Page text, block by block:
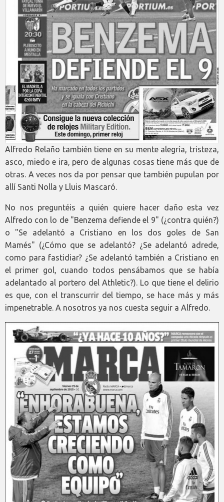
Alfredo Relaño también tiene en su mente alegría, tristeza,
asco, miedo e ira, pero de algunas cosas tiene más que de
otras. A veces nos da por pensar que también pupulan por
allí Santi Nolla y Lluis Mascaró.
No nos preguntéis a quién quiere hacer daño esta vez
Alfredo con lo de "Benzema defiende el 9" (¿contra quién?)
o "Se adelantó a Cristiano en los dos goles de San
Mamés" (¿Cómo que se adelantó? ¿Se adelantó adrede,
como para fastidiar? ¿Se adelantó también a Cristiano en
el primer gol, cuando todos pensábamos que se había
adelantado al portero del Athletic?). Lo que tiene el delirio
es que, con el transcurrir del tiempo, se hace más y más
impenetrable. A nosotros ya nos cuesta seguir a Alfredo.